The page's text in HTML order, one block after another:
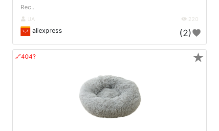
Rec..
UA 220
aliexpress (2)
🔗404? ★